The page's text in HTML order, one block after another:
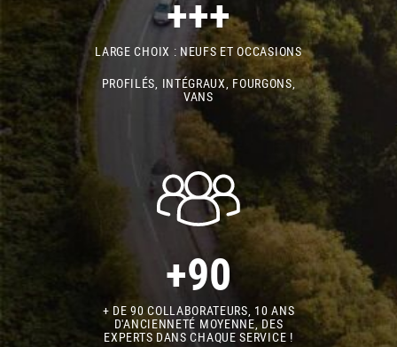
+++
LARGE CHOIX : NEUFS ET OCCASIONS
PROFILÉS, INTÉGRAUX, FOURGONS,
VANS
+90
+ DE 90 COLLABORATEURS, 10 ANS
D'ANCIENNETÉ MOYENNE, DES
EXPERTS DANS CHAQUE SERVICE !